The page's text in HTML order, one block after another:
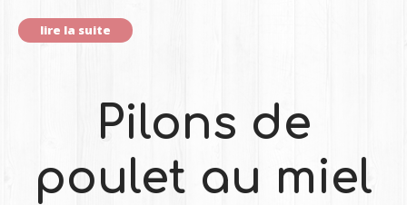
lire la suite
Pilons de
poulet au miel